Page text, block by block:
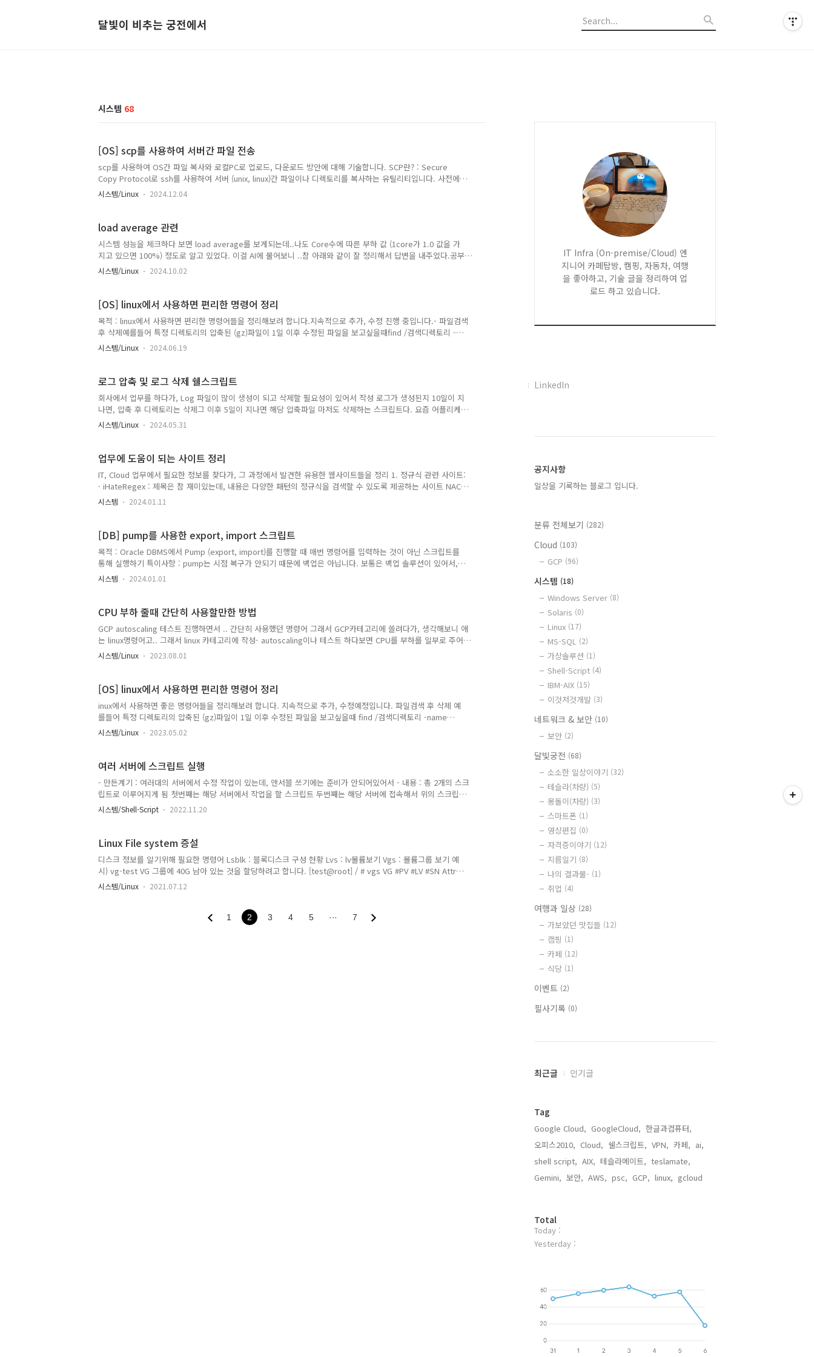
달빛이 비추는 궁전에서
시스템 68
[OS] scp를 사용하여 서버간 파일 전송
scp를 사용하여 OS간 파일 복사와 로컬PC로 업로드, 다운로드 방안에 대해 기술합니다. SCP란? : Secure
Copy Protocol로 ssh를 사용하여 서버 (unix, linux)간 파일이나 디렉토리를 복사하는 유틸리티입니다. 사전에
ssh key등록이 필요합니다. Bastion VM에 모두 다 등록이 되어 있다고 가정합니다.그리고 GCP WebConsole
내에서 다운로드를 받는 것으로 하겠습니다.아래의 조건으로만 사용이 가능합니다.Bastion접속 → SSH 접속권한
는 원격지 서버의 파일을 아래 명령어를 응용하여 받습니다.권한 이슈가 있기에 받는 곳은 ..
시스템/Linux 2024.12.04
load average 관련
시스템 성능을 체크하다 보면 load average를 보게되는데..나도 Core수에 따른 부하 값 (1core가 1.0 값을 가
지고 있으면 100%) 정도로 알고 있었다. 이걸 AI에 물어보니 ..참 아래와 같이 잘 정리해서 답변을 내주었다.공부
할때도 좋고, 그러긴 한데뭐랄까 좀 기분이 그렇다. 참고하기 위해 블로그에 기록정말 글 잘 쓴다..1. load
average란 무엇인가?load average는 시스템이 얼마나 바쁜지를 나타내는 값입니다. 이 값은 일정 기간 동안
형식으로 나타납니다.여기서 각각의 값은 다음을 의미합니다:x.xx: 지난 1분 동안의 평균 부하y.y..
시스템/Linux 2024.10.02
[OS] linux에서 사용하면 편리한 명령어 정리
목적 : linux에서 사용하면 편리한 명령어들을 정리해보려 합니다.지속적으로 추가, 수정 진행 중입니다.- 파일검색
후 삭제예를들어 특정 디렉토리의 압축된 (gz)파일이 1일 이후 수정된 파일을 보고싶을때find /검색디렉토리 -
name “*.gz” -mtime +1 -exec ls -l {} \;만약 그 해당 파일을 삭제하고자 하면 ls-l 대신 rm 사용find /검색디렉
토리 -name “*.gz” -mtime +1 -exec rm {} \;mtime : 수정된 시간 즉 파일의 마지막 변경시각ctime : inode
도 atime이 변경됩니다..)- 파일내용 찾기⁠find . -t..
시스템/Linux 2024.06.19
로그 압축 및 로그 삭제 쉘스크립트
회사에서 업무를 하다가, Log 파일이 많이 생성이 되고 삭제할 필요성이 있어서 작성 로그가 생성된지 10일이 지
나면, 압축 후 디렉토리는 삭제그 이후 5일이 지나면 해당 압축파일 마저도 삭제하는 스크립트다. 요즘 어플리케
이션이나, OS는 로그로테이션, 삭제 옵션이 있어서 사용은 잘 안하겠지만그럼에도 필요할 때가 있으니 기록용으
로 작성"압축대상디렉토리""하위디렉토리명" 항목만 원하는 것으로 변경하면 다른 환경에서도 사용 가능합니
축대상 디렉토리의 시간(일)"remove_old_days=$((keep_compressed_days + 5))echo "압축 된 후 삭제할..
시스템/Linux 2024.05.31
업무에 도움이 되는 사이트 정리
IT, Cloud 업무에서 필요한 정보를 찾다가, 그 과정에서 발견한 유용한 웹사이트들을 정리 1. 정규식 관련 사이트:
· iHateRegex : 제목은 참 재미있는데, 내용은 다양한 패턴의 정규식을 검색할 수 있도록 제공하는 사이트 NAC
에서 각종 고객 정보를 sort할때 잘 사용했었는데, 많은 예제가 있으니 참고할 것이 많다. · Regex101: 정규식
을 작성하고 테스트하는데 도움이 될만한 툴 · RegExr: 정규식 편집기로, 정규식 패턴을 시각적으로 검증할 수
도구 바로 적용할만한 환경이 안될때 문법을 다 체크해주기 때문에, 운영 업무시 유용하게 사용을 했다. · Expla..
시스템 2024.01.11
[DB] pump를 사용한 export, import 스크립트
목적 : Oracle DBMS에서 Pump (export, import)를 진행할 때 매번 명령어를 입력하는 것이 아닌 스크립트를
통해 실행하기 특이사항 : pump는 시점 복구가 안되기 때문에 백업은 아닙니다. 보통은 백업 솔루션이 있어서,
솔루션을 사용하여 시점별로 백업, 복원 가능합니다. 그럼 왜? 사용하냐 하시면 대량의 데이터를 이동하는 기본적
인 방법이기도 하며, 저 같은 경우에는 실제 고객 데이터를 개발 서버에서 테스트 하는 용도로 많이 사용하였습니
항목이 무엇인지 설명을 달았습니다. Shell Script Full export 스크립트 expdp \"/ as sysdba..
시스템 2024.01.01
CPU 부하 줄때 간단히 사용할만한 방법
GCP autoscaling 테스트 진행하면서 .. 간단히 사용했던 명령어 그래서 GCP카테고리에 쓸려다가, 생각해보니 애
는 linux명령어고.. 그래서 linux 카테고리에 작성- autoscaling이나 테스트 하다보면 CPU를 부하를 일부로 주어
야할때가 있다. 부하를 주는 툴도 많긴 한데 (Apache Bench, JMeter등) 웹서버, WAS어플리케이션을 설치해야
된다는 점과 단순히 이번 업무처럼 CPU부하만 올리는 경우도 가끔은 있기에 작성 dd는 블록 단위로 파일 복사하
null은 비우는 것이고, zero는 비우면서 null로 채운다. 어차피 아래에서는 만든 것을 null로..
시스템/Linux 2023.08.01
[OS] linux에서 사용하면 편리한 명령어 정리
inux에서 사용하면 좋은 명령어들을 정리해보려 합니다. 지속적으로 추가, 수정예정입니다. 파일검색 후 삭제 예
를들어 특정 디렉토리의 압축된 (gz)파일이 1일 이후 수정된 파일을 보고싶을때 find /검색디렉토리 -name
“*.gz” -mtime +1 -exec ls -l {} \; 만약 그 해당 파일을 삭제하고자 하면 ls-l 대신 rm 사용 find /검색디렉토리
-name “*.gz” -mtime +1 -exec rm {} \; mtime : 수정된 시간 즉 파일의 마지막 변경시각 ctime : inode가 변
atime이 변경됩니다..) 파일내용 찾기 ⁠find . -type..
시스템/Linux 2023.05.02
여러 서버에 스크립트 실행
- 만든계기 : 여러대의 서버에서 수정 작업이 있는데, 앤서블 쓰기에는 준비가 안되어있어서 - 내용 : 총 2개의 스크
립트로 이루어지게 됨 첫번째는 해당 서버에서 작업을 할 스크립트 두번째는 해당 서버에 접속해서 위의 스크립
트를 실행하는 것 - shell-script내용 #!/bin/sh username="test" script="/home/test.sh" cat $script | ssh
${username}@serverip "sh" username = 서버 접속ID script = 작업을 실행할 스크립트 cat으로 스크립트 파
전에 ssh key 작업을 해두면 바로 실행할 수 있다.
시스템/Shell-Script 2022.11.20
Linux File system 증설
디스크 정보를 알기위해 필요한 명령어 Lsblk : 블록디스크 구성 현황 Lvs : lv볼륨보기 Vgs : 볼륨그룹 보기 예
시) vg-test VG 그룹에 40G 남아 있는 것을 할당하려고 합니다. [test@root] / # vgs VG #PV #LV #SN Attr
VSize VFree vg-test 2 5 0 wz--n- 599.99g 39.99g vg-wdes 1 5 0 wz--n- PE단위로 -L -> Size 그냥 숫자 넣
으면 최종 숫자로 되므로 유의(기존보다 적은 숫자를 넣는다면..) + / - 로 증설, 빼기 설정
시스템/Linux 2021.07.12
1 2 3 4 5 ··· 7
IT Infra (On-premise/Cloud) 엔
지니어 카페탐방, 캠핑, 자동차, 여행
을 좋아하고, 기술 글을 정리하여 업
로드 하고 있습니다.
페
플
러
그
LinkedIn
공지사항
일상을 기록하는 블로그 입니다.
분류 전체보기 (282)
Cloud (103)
GCP (96)
시스템 (18)
Windows Server (8)
Solaris (0)
Linux (17)
MS-SQL (2)
가상솔루션 (1)
Shell-Script (4)
IBM-AIX (15)
이것저것개발 (3)
네트워크 & 보안 (10)
보안 (2)
달빛궁전 (68)
소소한 일상이야기 (32)
테슬라(차량) (5)
몽돌이(차량) (3)
스마트폰 (1)
영상편집 (0)
자격증이야기 (12)
지름일기 (8)
나의 결과물- (1)
취업 (4)
여행과 일상 (28)
가보았던 맛집들 (12)
캠핑 (1)
카페 (12)
식당 (1)
이벤트 (2)
필사기록 (0)
최
과
기
글
최근글 인기글
Tag
Google Cloud, GoogleCloud, 한글과컴퓨터,
오피스2010, Cloud, 쉘스크립트, VPN, 카페, ai,
shell script, AIX, 테슬라메이트, teslamate,
Gemini, 보안, AWS, psc, GCP, linux, gcloud,
방
문
자
Total
Today :
Yesterday :